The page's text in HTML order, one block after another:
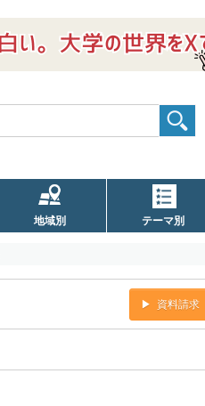
地域別 テーマ別
資料請求